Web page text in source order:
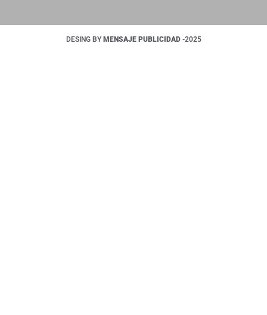
DESING BY MENSAJE PUBLICIDAD -2025